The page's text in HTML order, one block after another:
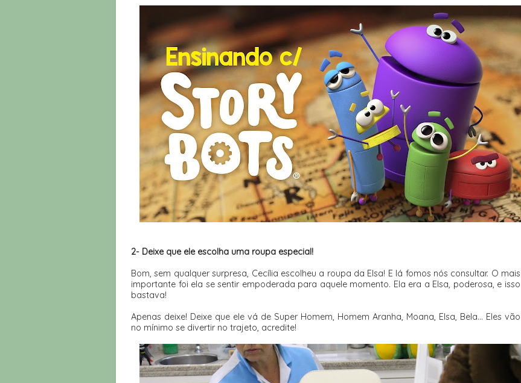
2- Deixe que ele escolha uma roupa especial!
Bom, sem qualquer surpresa, Cecília escolheu a roupa da Elsa! E lá fomos nós consultar. O mais
importante foi ela se sentir empoderada para aquele momento. Ela era a Elsa, poderosa, e isso
bastava!
Apenas deixe! Deixe que ele vá de Super Homem, Homem Aranha, Moana, Elsa, Bela... Eles vão
no mínimo se divertir no trajeto, acredite!